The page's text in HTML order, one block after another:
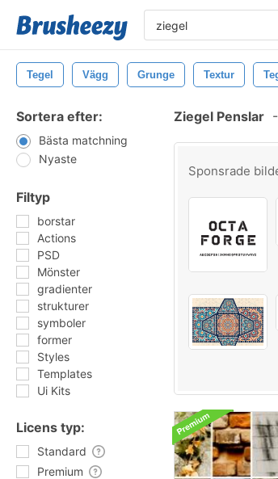
Tegel Vägg Grunge Textur
Sortera efter:
Bästa matchning
Nyaste
Filtyp
borstar
Actions
PSD
Mönster
gradienter
strukturer
symboler
former
Styles
Templates
Ui Kits
Licens typ:
Standard
Premium
Ziegel Penslar -
Sponsrade